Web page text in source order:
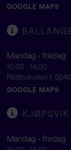
GOOGLE MAPS
Mandag - fredag
10:00 - 14:00
Rådhusveien 1,
GOOGLE MAPS
KJØPSVIK
Mandag - fredag